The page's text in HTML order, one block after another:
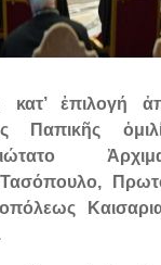
κατ’ ἐπιλογή
Παπικῆς